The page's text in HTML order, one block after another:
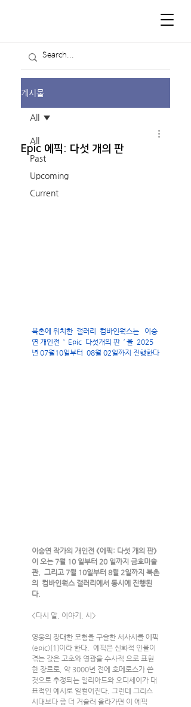
게시물
All
Past
Upcoming
Current
All
Epic 에픽: 다섯 개의 판
북촌에 위치한  갤러리  컴바인웍스는   이승
연 개인전  ‘  Epic  다섯개의 판  ’ 을  2025
년 07월10일부터  08월 02일까지 진행한다
이승연 작가의 개인전 《에픽: 다섯 개의 판》
이 오는 7월 10 일부터 20 일까지 금호미술
관,  그리고 7월 10일부터 8월 2일까지 북촌
의  컴바인웍스 갤러리에서 동시에 진행된
다.
<다시 말, 이야기, 시>
영웅의 장대한 모험을 구술한 서사시를 에픽
(epic)[1]이라 한다.  에픽은 신화적 인물이
겪는 갖은 고초와 영광을 수사적 으로 표현
한 장르로, 약 3000년 전에 호메로스가 쓴
것으로 추정되는 일리아드와 오디세이가 대
표적인 예시로 일컬어진다. 그런데 그리스
시대보다 좀 더 거슬러 올라가면 이 에픽